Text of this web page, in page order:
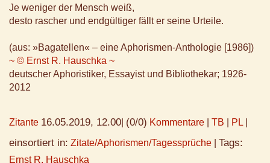
Je weniger der Mensch weiß,
desto rascher und endgültiger fällt er seine Urteile.
(aus: »Bagatellen« – eine Aphorismen-Anthologie [1986])
~ © Ernst R. Hauschka ~
deutscher Aphoristiker, Essayist und Bibliothekar; 1926-
2012
Zitante 16.05.2019, 12.00 (0/0) Kommentare TB PL
einsortiert in: Zitate/Aphorismen/Tagessprüche Tags:
Ernst R. Hauschka